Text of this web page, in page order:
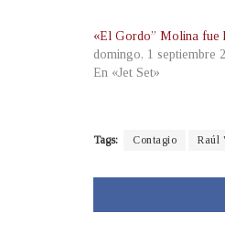
«El Gordo” Molina fue
domingo, 1 septiembre
En «Jet Set»
Tags: Contagio Raúl